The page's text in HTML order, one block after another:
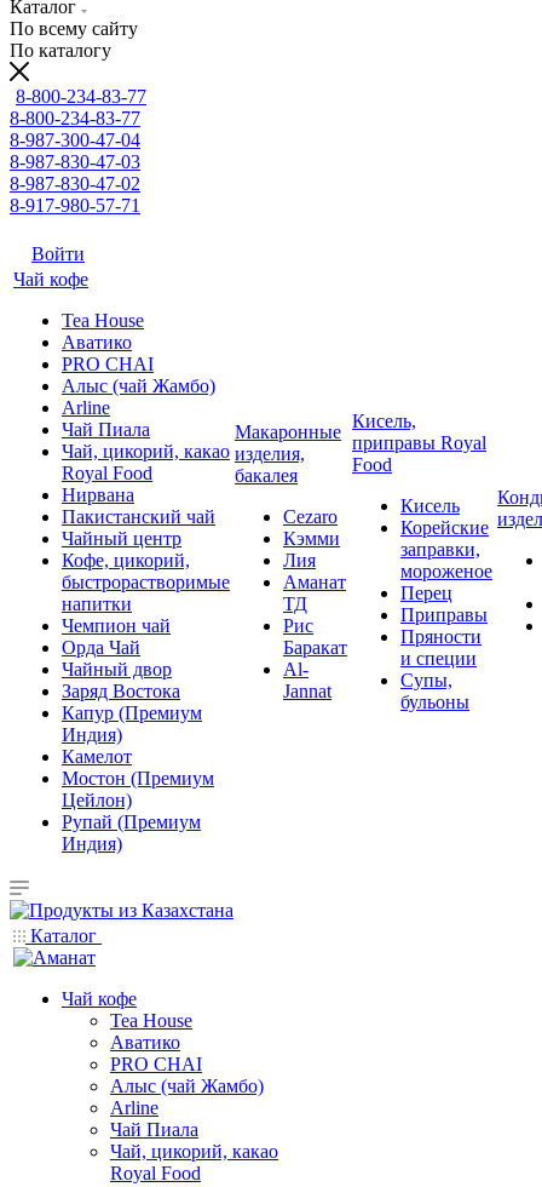
Каталог
По всему сайту
По каталогу
8-800-234-83-77
8-800-234-83-77
8-987-300-47-04
8-987-830-47-03
8-987-830-47-02
8-917-980-57-71
Войти
Чай кофе
Tea House
Аватико
PRO CHAI
Алыс (чай Жамбо)
Arline
Чай Пиала
Чай, цикорий, какао
Royal Food
Нирвана
Пакистанский чай
Чайный центр
Кофе, цикорий,
быстрорастворимые
напитки
Чемпион чай
Орда Чай
Чайный двор
Заряд Востока
Капур (Премиум
Индия)
Камелот
Мостон (Премиум
Цейлон)
Рупай (Премиум
Индия)
Макаронные
изделия,
бакалея
Cezaro
Кэмми
Лия
Аманат
ТД
Рис
Баракат
Al-
Jannat
Кисель,
приправы Royal
Food
Кисель
Корейские
заправки,
мороженое
Перец
Приправы
Пряности
и специи
Супы,
бульоны
Каталог
Чай кофе
Tea House
Аватико
PRO CHAI
Алыс (чай Жамбо)
Arline
Чай Пиала
Чай, цикорий, какао
Royal Food